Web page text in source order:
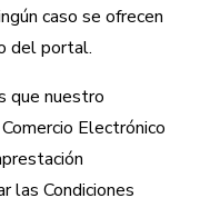
caso se ofrecen
del portal.
que nuestro
Electrónico
las Condiciones